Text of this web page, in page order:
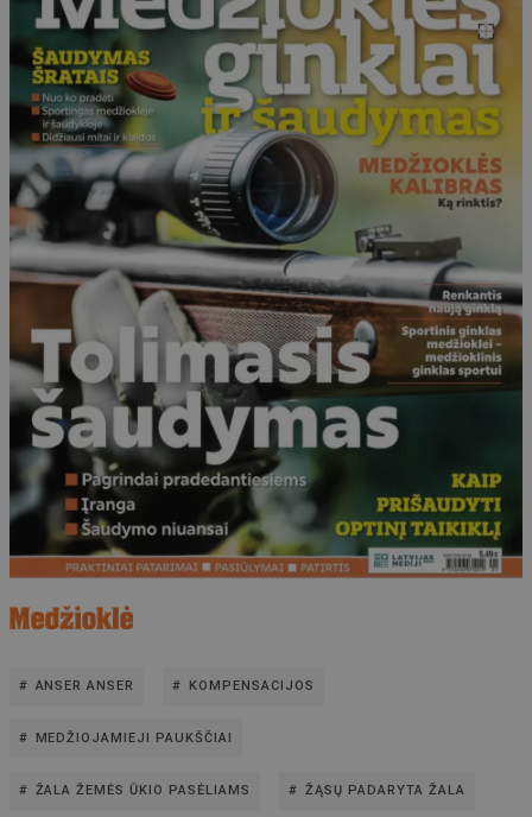
ANSER ANSER KOMPENSACIJOS
MEDŽIOJAMIEJI PAUKŠČIAI
ŽALA ŽEMĖS ŪKIO PASĖLIAMS ŽĄSŲ PADARYTA ŽALA